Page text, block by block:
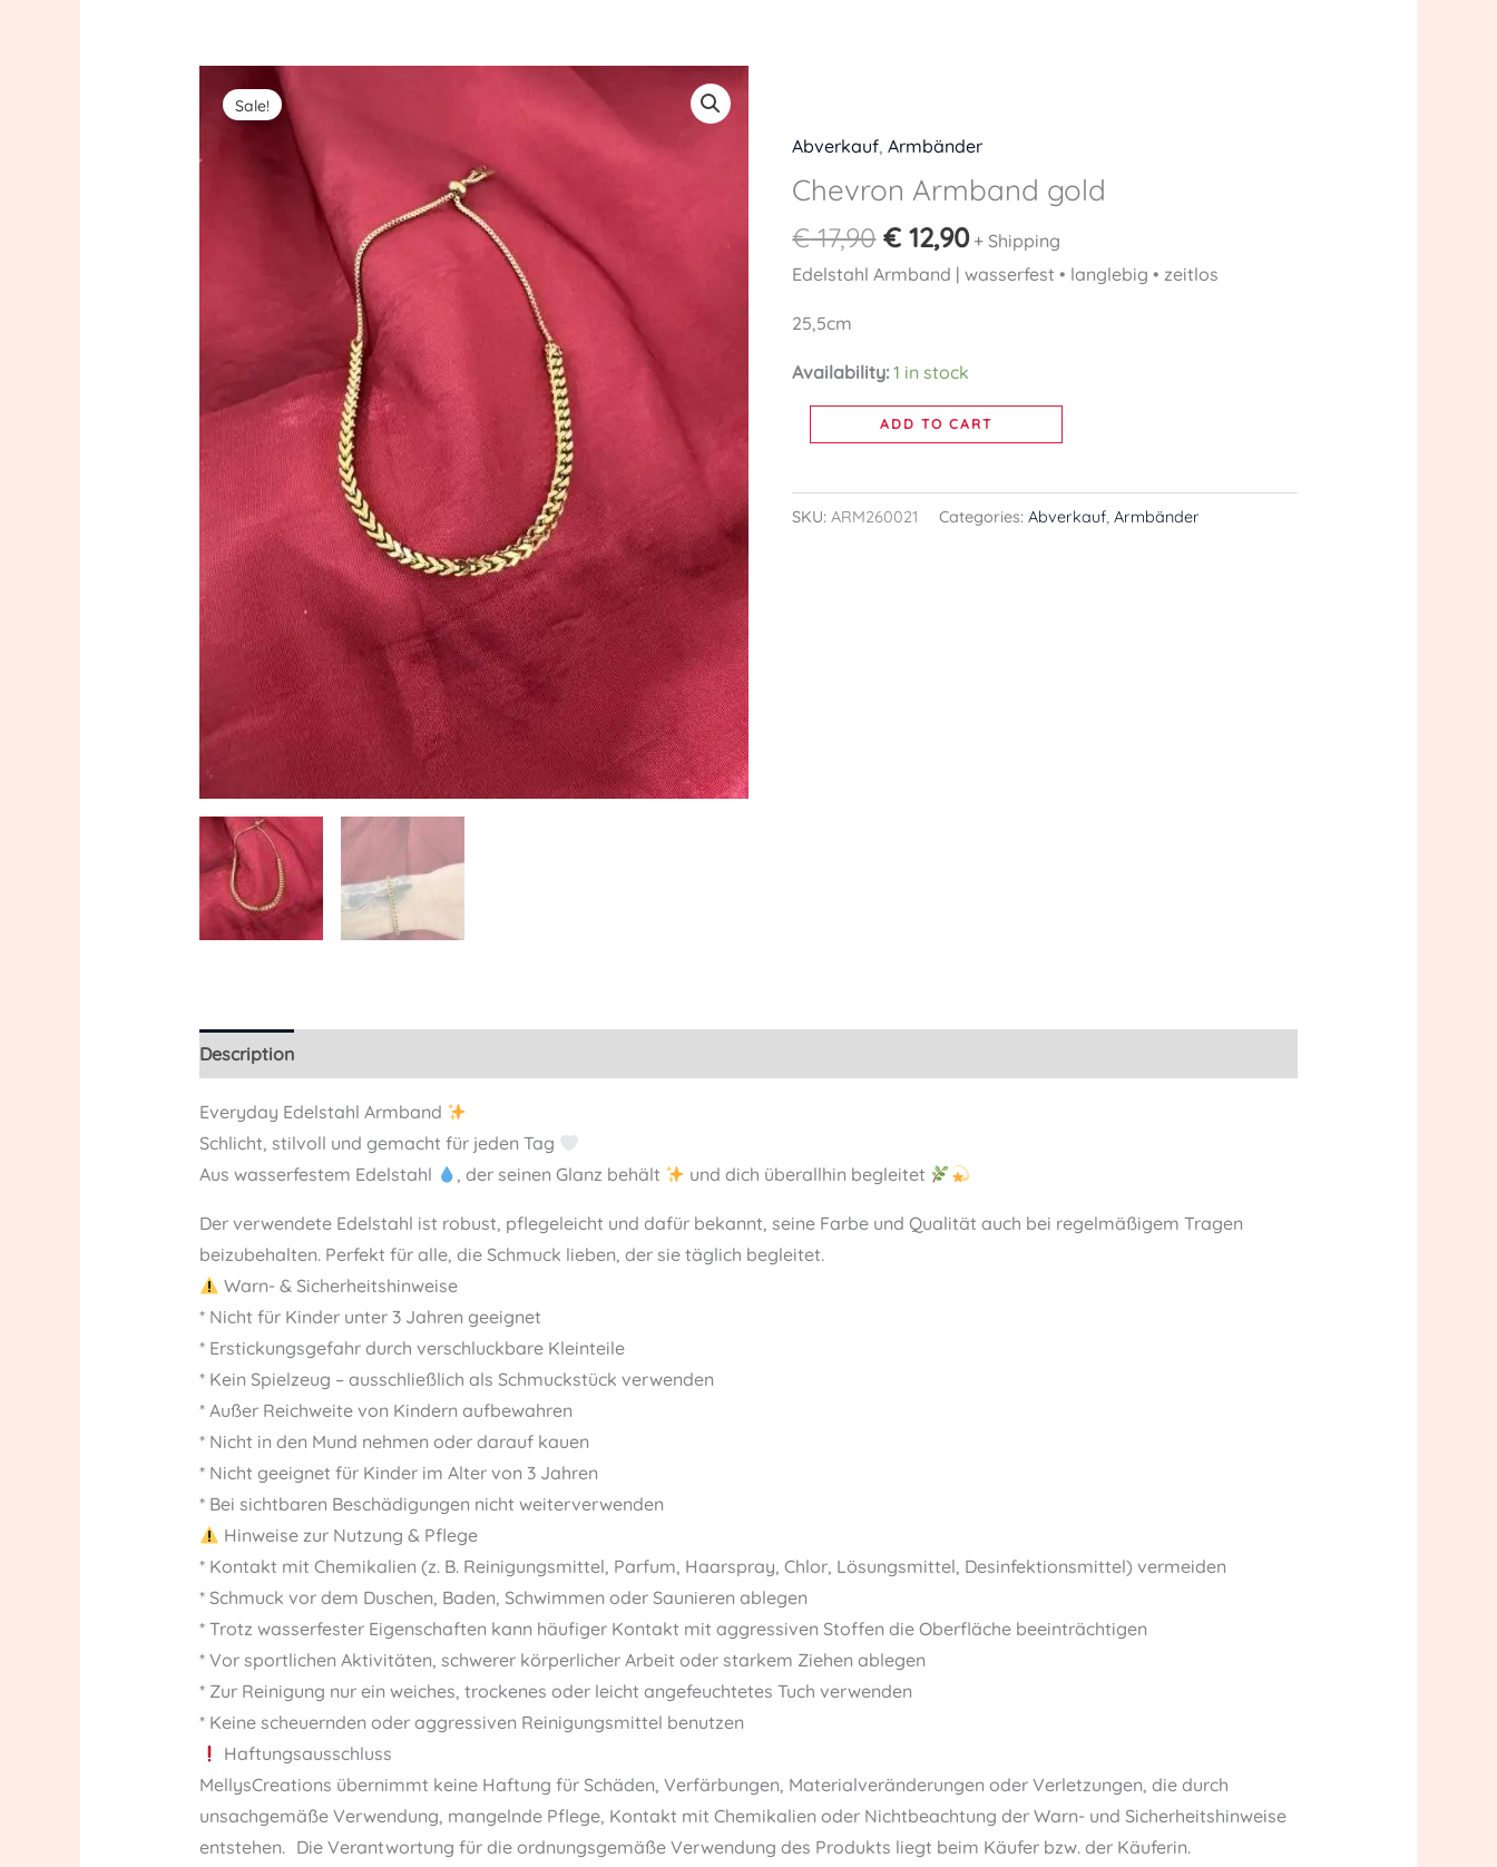
Sale!
Abverkauf,Armbänder
Chevron Armband gold
€17,90
was:
€ 17,90.
€ 12,90
is:
€ 12,90.
+ Shipping
Edelstahl Armband | wasserfest • langlebig • zeitlos
25,5cm
Availability: 1 in stock
gold
quantity
ADD TO CART
SKU:ARM260021 Categories:Abverkauf,Armbänder
Description
Everyday Edelstahl Armband
Schlicht, stilvoll und gemacht für jeden Tag
Aus wasserfestem Edelstahl
, der seinen Glanz behält und dich überallhin begleitet
Der verwendete Edelstahl ist robust, pflegeleicht und dafür bekannt, seine Farbe und Qualität auch bei regelmäßigem Tragen
beizubehalten. Perfekt für alle, die Schmuck lieben, der sie täglich begleitet.
Warn- & Sicherheitshinweise
* Nicht für Kinder unter 3 Jahren geeignet
* Erstickungsgefahr durch verschluckbare Kleinteile
* Kein Spielzeug – ausschließlich als Schmuckstück verwenden
* Außer Reichweite von Kindern aufbewahren
* Nicht in den Mund nehmen oder darauf kauen
* Nicht geeignet für Kinder im Alter von 3 Jahren
* Bei sichtbaren Beschädigungen nicht weiterverwenden
Hinweise zur Nutzung & Pflege
* Kontakt mit Chemikalien (z. B. Reinigungsmittel, Parfum, Haarspray, Chlor, Lösungsmittel, Desinfektionsmittel) vermeiden
* Schmuck vor dem Duschen, Baden, Schwimmen oder Saunieren ablegen
* Trotz wasserfester Eigenschaften kann häufiger Kontakt mit aggressiven Stoffen die Oberfläche beeinträchtigen
* Vor sportlichen Aktivitäten, schwerer körperlicher Arbeit oder starkem Ziehen ablegen
* Zur Reinigung nur ein weiches, trockenes oder leicht angefeuchtetes Tuch verwenden
* Keine scheuernden oder aggressiven Reinigungsmittel benutzen
Haftungsausschluss
MellysCreations übernimmt keine Haftung für Schäden, Verfärbungen, Materialveränderungen oder Verletzungen, die durch
unsachgemäße Verwendung, mangelnde Pflege, Kontakt mit Chemikalien oder Nichtbeachtung der Warn- und Sicherheitshinweise
entstehen. Die Verantwortung für die ordnungsgemäße Verwendung des Produkts liegt beim Käufer bzw. der Käuferin.